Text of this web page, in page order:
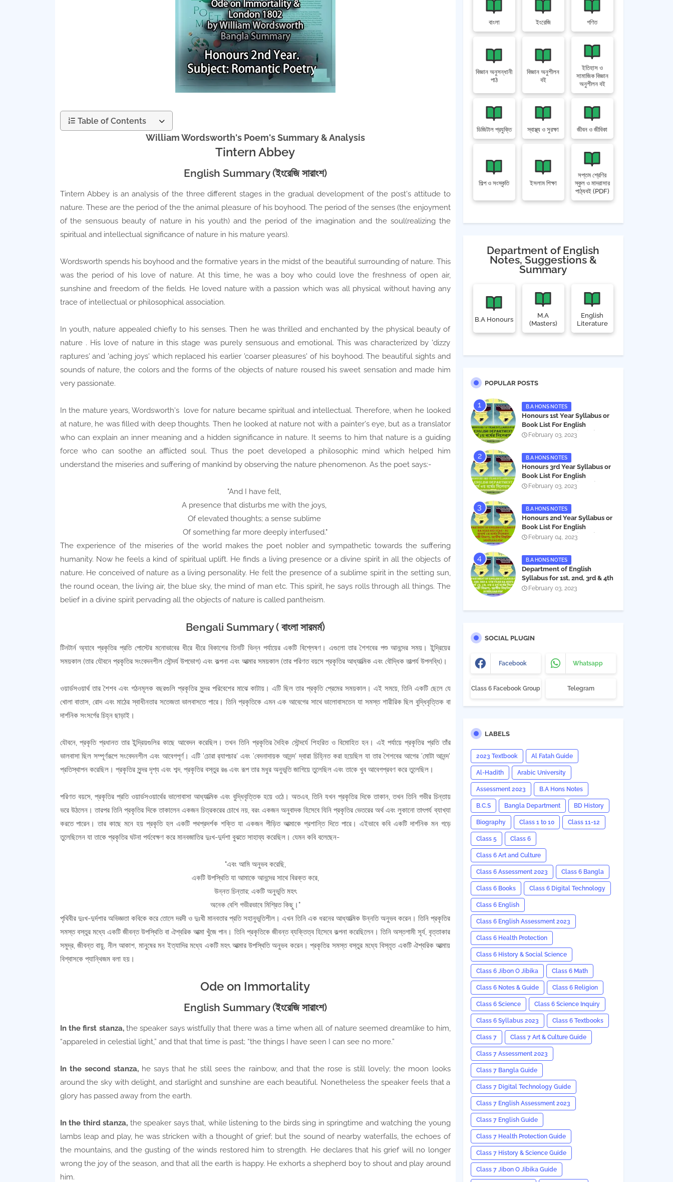
Table of Contents
William Wordsworth's Poem's Summary & Analysis
Tintern Abbey
English Summary (ইংরেজি সারাংশ)
Tintern Abbey is an analysis of the three different stages in the gradual development of the post's attitude to
nature. These are the period of the the animal pleasure of his boyhood. The period of the senses (the enjoyment
of the sensuous beauty of nature in his youth) and the period of the imagination and the soul(realizing the
spiritual and intellectual significance of nature in his mature years).
Wordsworth spends his boyhood and the formative years in the midst of the beautiful surrounding of nature. This
was the period of his love of nature. At this time, he was a boy who could love the freshness of open air,
sunshine and freedom of the fields. He loved nature with a passion which was all physical without having any
trace of intellectual or philosophical association.
In youth, nature appealed chiefly to his senses. Then he was thrilled and enchanted by the physical beauty of
nature . His love of nature in this stage was purely sensuous and emotional. This was characterized by 'dizzy
raptures' and 'aching joys' which replaced his earlier 'coarser pleasures' of his boyhood. The beautiful sights and
sounds of nature, the colors and the forms of the objects of nature roused his sweet sensation and made him
very passionate.
In the mature years, Wordsworth's love for nature became spiritual and intellectual. Therefore, when he looked
at nature, he was filled with deep thoughts. Then he looked at nature not with a painter's eye, but as a translator
who can explain an inner meaning and a hidden significance in nature. It seems to him that nature is a guiding
force who can soothe an afflicted soul. Thus the poet developed a philosophic mind which helped him
understand the miseries and suffering of mankind by observing the nature phenomenon. As the poet says:-
"And I have felt,
A presence that disturbs me with the joys,
Of elevated thoughts; a sense sublime
Of something far more deeply interfused."
The experience of the miseries of the world makes the poet nobler and sympathetic towards the suffering
humanity. Now he feels a kind of spiritual uplift. He finds a living presence or a divine spirit in all the objects of
nature. He conceived of nature as a living personality. He felt the presence of a sublime spirit in the setting sun,
the round ocean, the living air, the blue sky, the mind of man etc. This spirit, he says rolls through all things. The
belief in a divine spirit pervading all the objects of nature is called pantheism.
Bengali Summary ( বাংলা সারমর্ম)
টিনটার্ন অ্যাবে প্রকৃতির প্রতি পোস্টের মনোভাবের ধীরে ধীরে বিকাশের তিনটি ভিন্ন পর্যায়ের একটি বিশ্লেষণ। এগুলো তার শৈশবের পশু আনন্দের সময়। ইন্দ্রিয়ের
সময়কাল (তার যৌবনে প্রকৃতির সংবেদনশীল সৌন্দর্য উপভোগ) এবং কল্পনা এবং আত্মার সময়কাল (তার পরিণত বয়সে প্রকৃতির আধ্যাত্মিক এবং বৌদ্ধিক তাত্পর্য উপলব্ধি)।
ওয়ার্ডসওয়ার্থ তার শৈশব এবং গঠনমূলক বছরগুলি প্রকৃতির সুন্দর পরিবেশের মাঝে কাটায়। এটি ছিল তার প্রকৃতি প্রেমের সময়কাল। এই সময়ে, তিনি একটি ছেলে যে
খোলা বাতাস, রোদ এবং মাঠের স্বাধীনতার সতেজতা ভালবাসতে পারে। তিনি প্রকৃতিকে এমন এক আবেগের সাথে ভালোবাসতেন যা সমস্ত শারীরিক ছিল বুদ্ধিবৃত্তিক বা
দার্শনিক সংসর্গের চিহ্ন ছাড়াই।
যৌবনে, প্রকৃতি প্রধানত তার ইন্দ্রিয়গুলির কাছে আবেদন করেছিল। তখন তিনি প্রকৃতির দৈহিক সৌন্দর্যে শিহরিত ও বিমোহিত হন। এই পর্যায়ে প্রকৃতির প্রতি তাঁর
ভালবাসা ছিল সম্পূর্ণরূপে সংবেদনশীল এবং আবেগপূর্ণ। এটি 'চোরা র‍্যাপচার' এবং 'বেদনাদায়ক আনন্দ' দ্বারা চিহ্নিত করা হয়েছিল যা তার শৈশবের আগের 'মোটা আনন্দ'
প্রতিস্থাপন করেছিল। প্রকৃতির সুন্দর দৃশ্য এবং শব্দ, প্রকৃতির বস্তুর রঙ এবং রূপ তার মধুর অনুভূতি জাগিয়ে তুলেছিল এবং তাকে খুব আবেগপ্রবণ করে তুলেছিল।
পরিণত বয়সে, প্রকৃতির প্রতি ওয়ার্ডসওয়ার্থের ভালোবাসা আধ্যাত্মিক এবং বুদ্ধিবৃত্তিক হয়ে ওঠে। অতএব, তিনি যখন প্রকৃতির দিকে তাকান, তখন তিনি গভীর চিন্তায়
ভরে উঠলেন। তারপর তিনি প্রকৃতির দিকে তাকালেন একজন চিত্রকরের চোখে নয়, বরং একজন অনুবাদক হিসেবে যিনি প্রকৃতির ভেতরের অর্থ এবং লুকানো তাৎপর্য ব্যাখ্যা
করতে পারেন। তার কাছে মনে হয় প্রকৃতি হল একটি পথপ্রদর্শক শক্তি যা একজন পীড়িত আত্মাকে প্রশান্তি দিতে পারে। এইভাবে কবি একটি দার্শনিক মন গড়ে
তুলেছিলেন যা তাকে প্রকৃতির ঘটনা পর্যবেক্ষণ করে মানবজাতির দুঃখ-দুর্দশা বুঝতে সাহায্য করেছিল। যেমন কবি বলেছেন-
"এবং আমি অনুভব করেছি,
একটি উপস্থিতি যা আমাকে আনন্দের সাথে বিরক্ত করে,
উন্নত চিন্তার; একটি অনুভূতি মহৎ
অনেক বেশি গভীরভাবে মিশ্রিত কিছু।"
পৃথিবীর দুঃখ-দুর্দশার অভিজ্ঞতা কবিকে করে তোলে দরদী ও দুঃখী মানবতার প্রতি সহানুভূতিশীল। এখন তিনি এক ধরনের আধ্যাত্মিক উন্নতি অনুভব করেন। তিনি প্রকৃতির
সমস্ত বস্তুর মধ্যে একটি জীবন্ত উপস্থিতি বা ঐশ্বরিক আত্মা খুঁজে পান। তিনি প্রকৃতিকে জীবন্ত ব্যক্তিত্ব হিসেবে কল্পনা করেছিলেন। তিনি অস্তগামী সূর্য, বৃত্তাকার
সমুদ্র, জীবন্ত বায়ু, নীল আকাশ, মানুষের মন ইত্যাদির মধ্যে একটি মহৎ আত্মার উপস্থিতি অনুভব করেন। প্রকৃতির সমস্ত বস্তুর মধ্যে বিস্তৃত একটি ঐশ্বরিক আত্মায়
বিশ্বাসকে প্যান্থিজম বলা হয়।
Ode on Immortality
English Summary (ইংরেজি সারাংশ)
In the first stanza,the speaker says wistfully that there was a time when all of nature seemed dreamlike to him,
“appareled in celestial light,” and that that time is past; “the things I have seen I can see no more.”
In the second stanza,he says that he still sees the rainbow, and that the rose is still lovely; the moon looks
around the sky with delight, and starlight and sunshine are each beautiful. Nonetheless the speaker feels that a
glory has passed away from the earth.
In the third stanza, the speaker says that, while listening to the birds sing in springtime and watching the young
lambs leap and play, he was stricken with a thought of grief; but the sound of nearby waterfalls, the echoes of
the mountains, and the gusting of the winds restored him to strength. He declares that his grief will no longer
wrong the joy of the season, and that all the earth is happy. He exhorts a shepherd boy to shout and play around
him.
বাংলা ইংরেজি গণিত
বিজ্ঞান অনুসন্ধানী
পাঠ
বিজ্ঞান অনুশীলন
বই
ইতিহাস ও
সামাজিক বিজ্ঞান
অনুশীলন বই
ডিজিটাল প্রযুক্তি স্বাস্থ্য ও সুরক্ষা জীবন ও জীবিকা
শিল্প ও সংস্কৃতি ইসলাম শিক্ষা
সপ্তম শ্রেণির
স্কুল ও মাদরাসার
পাঠ্যবই (PDF)
Department of English
Notes, Suggestions &
Summary
B.A Honours
M.A
(Masters)
English
Literature
POPULAR POSTS
B.A HONS NOTES
Honours 1st Year Syllabus or
Book List For English
Department - অনার্স ১ম বর্ষের সিলেবাস
February 03, 2023
B.A HONS NOTES
Honours 3rd Year Syllabus or
Book List For English
Department - অনার্স ৩য় বর্ষের সিলেবাস
February 03, 2023
B.A HONS NOTES
Honours 2nd Year Syllabus or
Book List For English
Department - অনার্স ২য় বর্ষের সিলেবাস
February 04, 2023
B.A HONS NOTES
Department of English
Syllabus for 1st, 2nd, 3rd & 4th
Year BA Hon's - NU | বিএ অনার্স
February 03, 2023
SOCIAL PLUGIN
Facebook Whatsapp
Class 6 Facebook Group Telegram
LABELS
2023 Textbook Al Fatah Guide
Al-Hadith Arabic University
Assessment 2023 B.A Hons Notes
B.C.S Bangla Department BD History
Biography Class 1 to 10 Class 11-12
Class 5 Class 6
Class 6 Art and Culture
Class 6 Assessment 2023 Class 6 Bangla
Class 6 Books Class 6 Digital Technology
Class 6 English
Class 6 English Assessment 2023
Class 6 Health Protection
Class 6 History & Social Science
Class 6 Jibon O Jibika Class 6 Math
Class 6 Notes & Guide Class 6 Religion
Class 6 Science Class 6 Science Inquiry
Class 6 Syllabus 2023 Class 6 Textbooks
Class 7 Class 7 Art & Culture Guide
Class 7 Assessment 2023
Class 7 Bangla Guide
Class 7 Digital Technology Guide
Class 7 English Assessment 2023
Class 7 English Guide
Class 7 Health Protection Guide
Class 7 History & Science Guide
Class 7 Jibon O Jibika Guide